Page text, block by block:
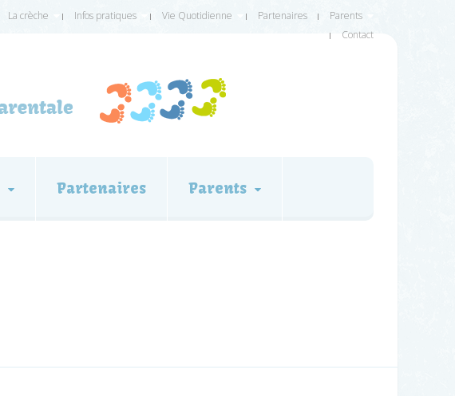
La crèche Infos pratiques Vie Quotidienne Partenaires
Parents
Contact
Partenaires Parents